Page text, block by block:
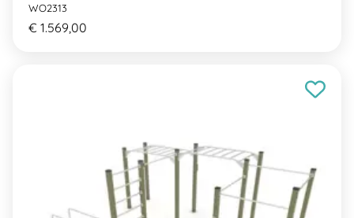
WO2313
€ 1.569,00